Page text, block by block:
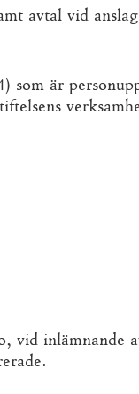
avtal vid
är
vid inlämnande